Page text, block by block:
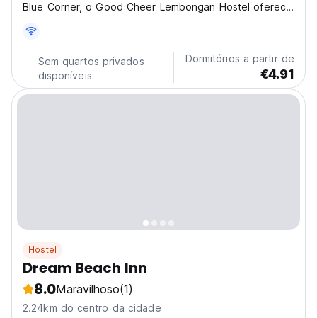
Blue Corner, o Good Cheer Lembongan Hostel oferece
gratuito e jardim.
Sem quartos privados
disponíveis
Dormitórios a partir de
€4.91
Hostel
Dream Beach Inn
8.0Maravilhoso(1)
2.24km do centro da cidade